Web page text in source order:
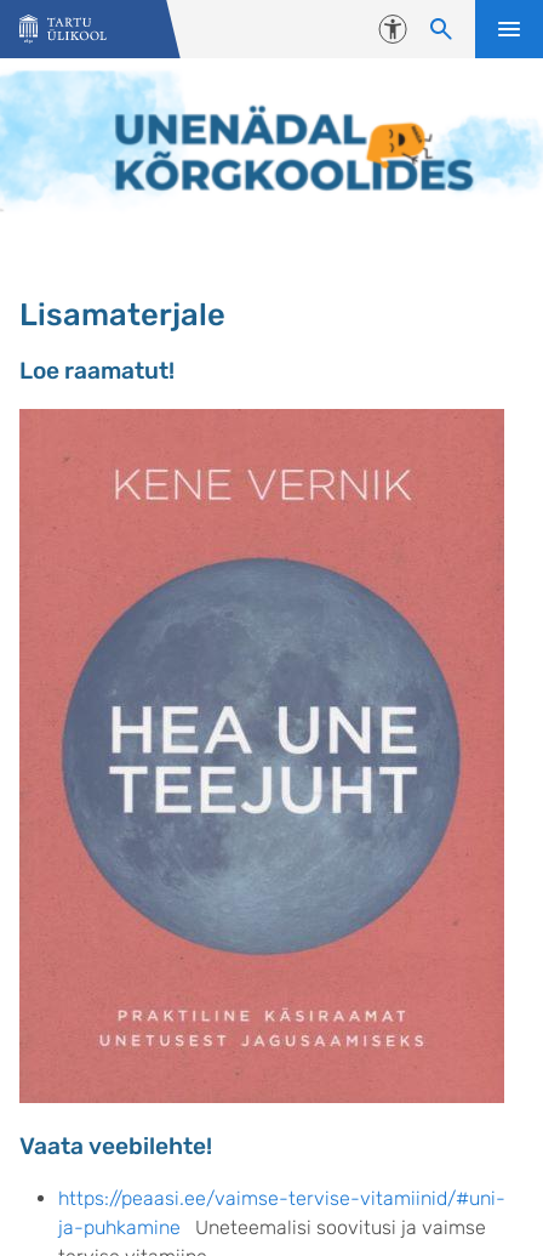
Liigu edasi põhisisu juurde
Juurdepääsetavus
Lisamaterjale
Loe raamatut!
Vaata veebilehte!
https://peaasi.ee/vaimse-tervise-vitamiinid/#uni-
ja-puhkamine Uneteemalisi soovitusi ja vaimse